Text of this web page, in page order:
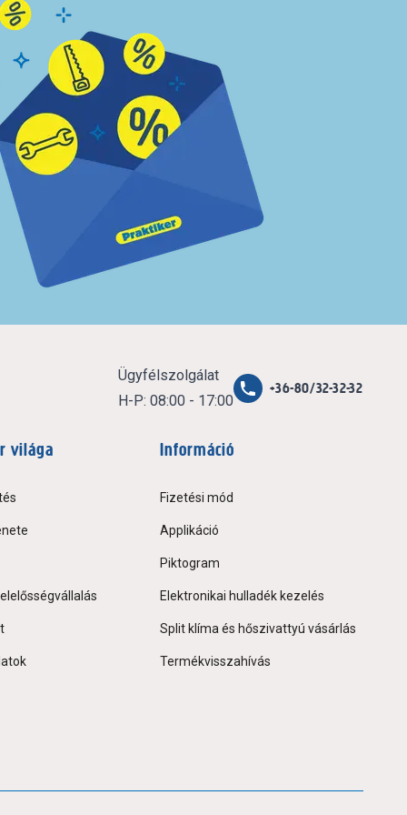
Ügyfélszolgálat
H-P: 08:00 - 17:00
+36-80/32-32-32
világa Információ
Fizetési mód
Applikáció
Piktogram
Elektronikai hulladék kezelés
Split klíma és hőszivattyú vásárlás
Termékvisszahívás